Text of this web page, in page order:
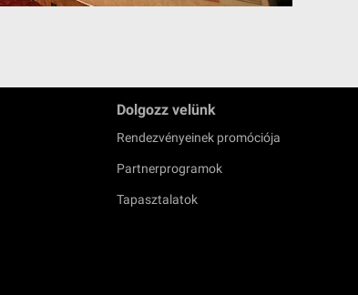
Dolgozz velünk
Rendezvényeinek promóciója
Partnerprogramok
Tapasztalatok